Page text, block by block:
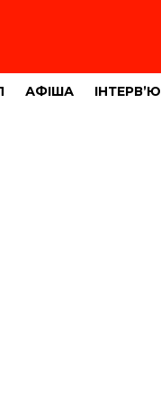
АФІША ІНТЕРВ’Ю